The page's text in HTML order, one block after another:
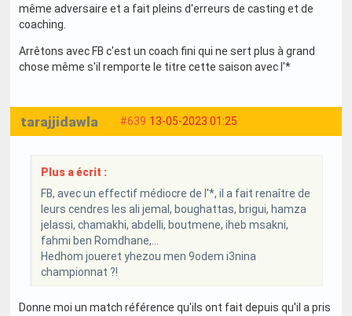
même adversaire et a fait pleins d'erreurs de casting et de
coaching.
Arrêtons avec FB c'est un coach fini qui ne sert plus à grand
chose même s'il remporte le titre cette saison avec l'*
#639 13-05-2023 01:25
tarajjidawla
Plus a écrit :
FB, avec un effectif médiocre de l'*, il a fait renaître de
leurs cendres les ali jemal, boughattas, brigui, hamza
jelassi, chamakhi, abdelli, boutmene, iheb msakni,
fahmi ben Romdhane,...
Hedhom joueret yhezou men 9odem i3nina
championnat ?!
Donne moi un match référence qu'ils ont fait depuis qu'il a pris